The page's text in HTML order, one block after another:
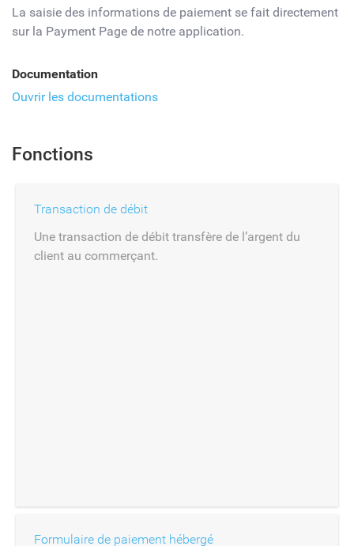
La saisie des informations de paiement se fait directement
sur la Payment Page de notre application.
Documentation
Ouvrir les documentations
Fonctions
Transaction de débit
Une transaction de débit transfère de l’argent du
client au commerçant.
Formulaire de paiement hébergé